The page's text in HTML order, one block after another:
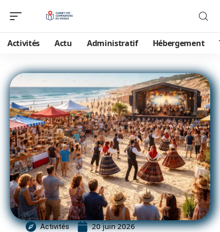
Activités Actu Administratif Hébergement
Activités 20 juin 2026